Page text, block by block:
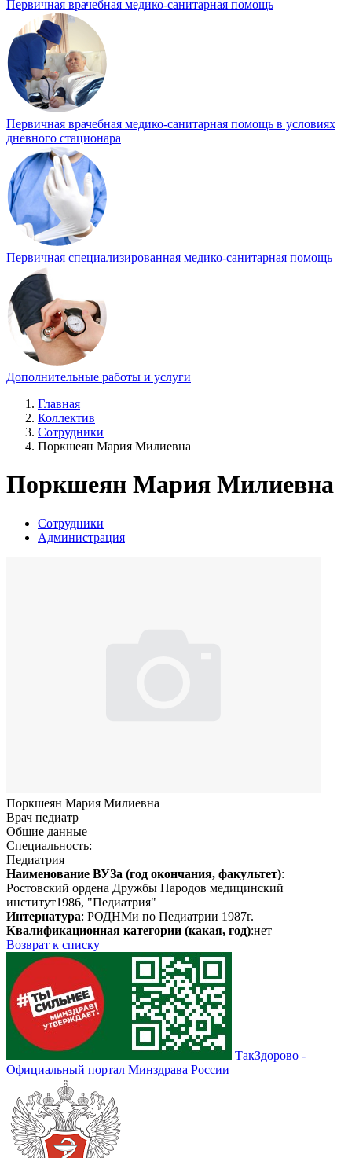
Первичная врачебная медико-санитарная помощь
Первичная врачебная медико-санитарная помощь в условиях
дневного стационара
Первичная специализированная медико-санитарная помощь
Дополнительные работы и услуги
Главная
Коллектив
Сотрудники
Поркшеян Мария Милиевна
Поркшеян Мария Милиевна
Сотрудники
Администрация
Поркшеян Мария Милиевна
Врач педиатр
Общие данные
Специальность:
Педиатрия
Наименование ВУЗа (год окончания, факультет):
Ростовский ордена Дружбы Народов медицинский
институт1986, "Педиатрия"
Интернатура: РОДНМи по Педиатрии 1987г.
Квалификационная категории (какая, год):нет
Возврат к списку
ТакЗдорово -
Официальный портал Минздрава России